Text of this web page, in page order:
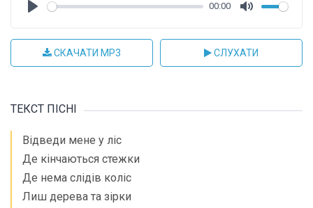
00:00
СКАЧАТИ MP3 СЛУХАТИ
ТЕКСТ ПІСНІ
Відведи мене у ліс
Де кінчаються стежки
Де нема слідів коліс
Лиш дерева та зірки